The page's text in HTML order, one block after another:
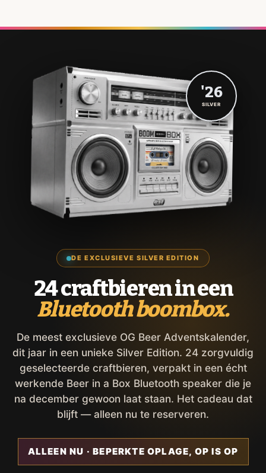
DE EXCLUSIEVE SILVER EDITION
24 craftbieren in een
Bluetooth boombox.
De meest exclusieve OG Beer Adventskalender,
dit jaar in een unieke Silver Edition. 24 zorgvuldig
geselecteerde craftbieren, verpakt in een écht
werkende Beer in a Box Bluetooth speaker die je
na december gewoon laat staan. Het cadeau dat
blijft — alleen nu te reserveren.
ALLEEN NU · BEPERKTE OPLAGE, OP IS OP
'26
SILVER